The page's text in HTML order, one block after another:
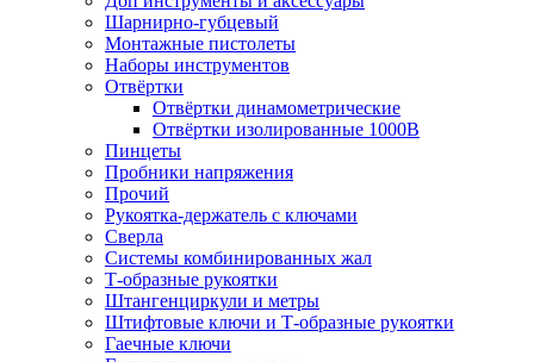
Шарнирно-губцевый
Монтажные пистолеты
Наборы инструментов
Отвёртки
Отвёртки динамометрические
Отвёртки изолированные 1000В
Пинцеты
Пробники напряжения
Прочий
Рукоятка-держатель с ключами
Сверла
Системы комбинированных жал
Т-образные рукоятки
Штангенциркули и метры
Штифтовые ключи и Т-образные рукоятки
Гаечные ключи